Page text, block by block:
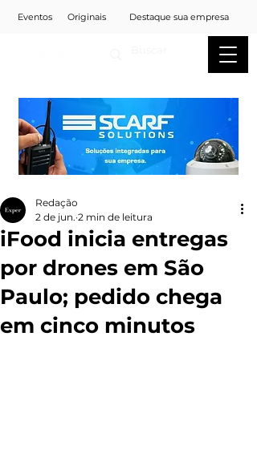
Eventos Originais Destaque sua empresa
iFood inicia entregas
por drones em São
Paulo; pedido chega
em cinco minutos
Redação
2 de jun. 2 min de leitura